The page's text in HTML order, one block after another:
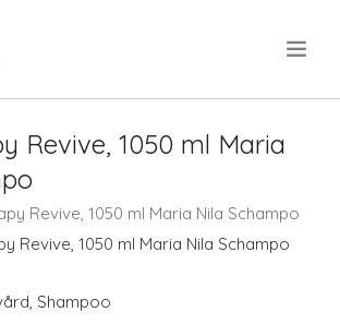
Revive, 1050 ml Maria
Revive, 1050 ml Maria Nila Schampo
Shampoo